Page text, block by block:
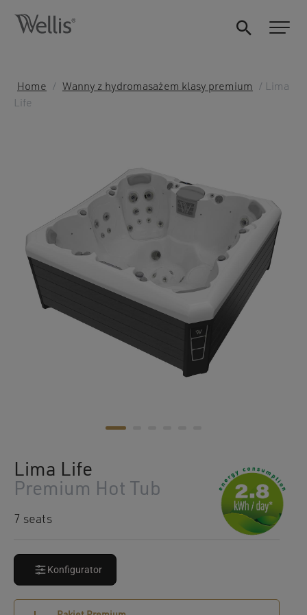
Home / Wanny z hydromasażem klasy premium
/ Lima
Life
Lima Life
Premium Hot Tub
7 seats
Konfigurator